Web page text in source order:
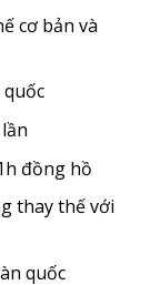
cơ bản và
đồng hồ
thay thế với
quốc